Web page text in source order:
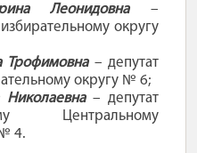
Леонидовна–
округу
Трофимовна– депутат
округу № 6;
– депутат
Центральному
4.